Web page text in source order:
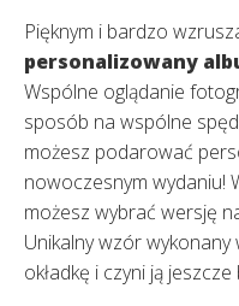
Pięknym i bardzo
personalizowany
Wspólne oglądanie
sposób na wspólne
możesz podarować
nowoczesnym wydaniu!
możesz wybrać wersję
Unikalny wzór
okładkę i czyni ją